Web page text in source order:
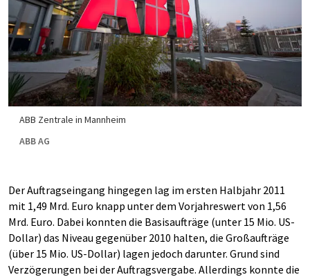
ABB Zentrale in Mannheim
ABB AG
Der Auftragseingang hingegen lag im ersten Halbjahr 2011
mit 1,49 Mrd. Euro knapp unter dem Vorjahreswert von 1,56
Mrd. Euro. Dabei konnten die Basisaufträge (unter 15 Mio. US-
Dollar) das Niveau gegenüber 2010 halten, die Großaufträge
(über 15 Mio. US-Dollar) lagen jedoch darunter. Grund sind
Verzögerungen bei der Auftragsvergabe. Allerdings konnte die